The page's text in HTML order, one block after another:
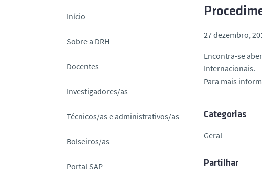
Início
Sobre a DRH
Docentes
Investigadores/as
Técnicos/as e administrativos/as
Bolseiros/as
Portal SAP
27 dezembro,
Encontra-se
Internacionais.
Para mais
Categorias
Geral
Partilhar